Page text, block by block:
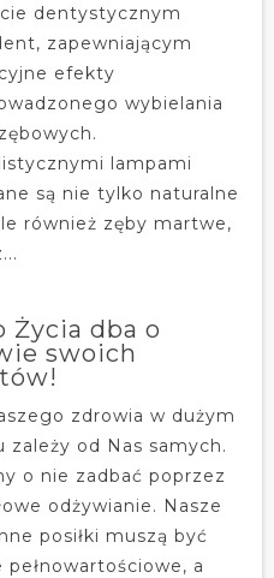
dentystycznym
zapewniającym
efekty
wybielania
lampami
są nie tylko naturalne
również zęby martwe,
Życia dba o
swoich
zdrowia w dużym
zależy od Nas samych.
o nie zadbać poprzez
odżywianie. Nasze
posiłki muszą być
pełnowartościowe, a